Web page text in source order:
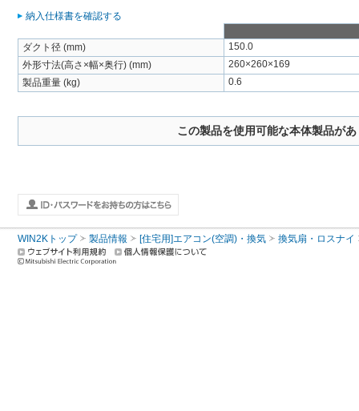
納入仕様書を確認する
ダクト径 (mm)
150.0
外形寸法(高さ×幅×奥行) (mm)
260×260×169
製品重量 (kg)
0.6
この製品を使用可能な本体製品が
WIN2Kトップ 製品情報 [住宅用]エアコン(空調)・換気 換気扇・ロスナイ